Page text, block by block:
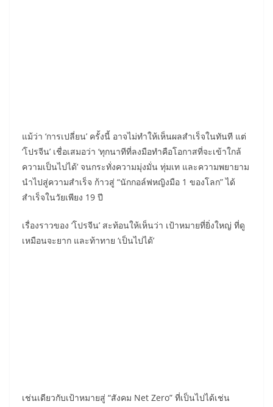
แม้ว่า ‘การเปลี่ยน’ ครั้งนี้ อาจไม่ทำให้เห็นผลสำเร็จในทันที แต่
‘โปรจีน’ เชื่อเสมอว่า ‘ทุกนาทีที่ลงมือทำคือโอกาสที่จะเข้าใกล้
ความเป็นไปได้’ จนกระทั่งความมุ่งมั่น ทุ่มเท และความพยายาม
นำไปสู่ความสำเร็จ ก้าวสู่ “นักกอล์ฟหญิงมือ 1 ของโลก” ได้
สำเร็จในวัยเพียง 19 ปี
เรื่องราวของ ‘โปรจีน’ สะท้อนให้เห็นว่า เป้าหมายที่ยิ่งใหญ่ ที่ดู
เหมือนจะยาก และท้าทาย ‘เป็นไปได้’
เช่นเดียวกับเป้าหมายสู่ “สังคม Net Zero” ที่เป็นไปได้เช่น